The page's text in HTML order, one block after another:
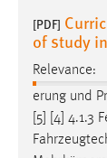
[PDF]
of study
Relevance:
erung und
[5] [4] 4.1.3